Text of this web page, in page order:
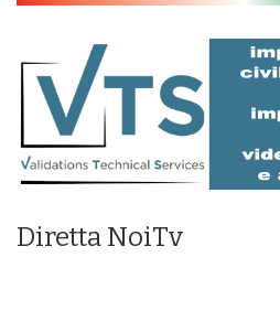
Diretta NoiTv